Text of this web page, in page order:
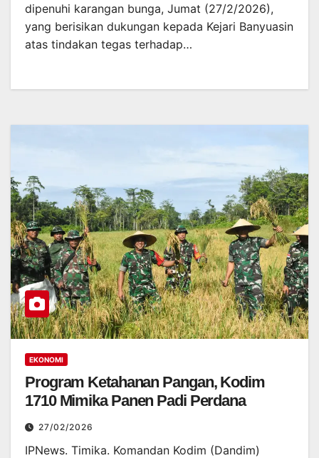
dipenuhi karangan bunga, Jumat (27/2/2026),
yang berisikan dukungan kepada Kejari Banyuasin
atas tindakan tegas terhadap…
EKONOMI
Program Ketahanan Pangan, Kodim
1710 Mimika Panen Padi Perdana
27/02/2026
IPNews. Timika. Komandan Kodim (Dandim)